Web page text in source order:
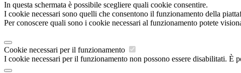
In questa schermata è possibile scegliere quali cookie consentire.
I cookie necessari sono quelli che consentono il funzionamento della
Per conoscere quali sono i cookie necessari al funzionamento potete
Cookie necessari per il funzionamento
I cookie necessari per il funzionamento non possono essere disabilitati. È